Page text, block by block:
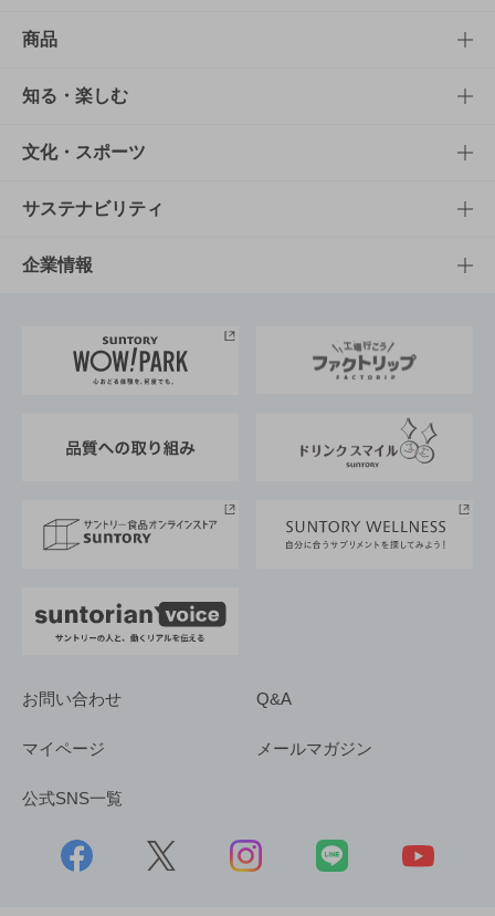
商品
商品TOP
商品一覧
商品発売情報
栄養成分一覧
知る・楽しむ
知る・楽しむTOP
キャンペーン
工場見学
地域情報
文化・スポーツ
文化・スポーツTOP
サントリーホール
サントリーサンバーズ大阪
サステナビリティ
サステナビリティTOP
サントリーが考えるサステナビリティ経営
企業情報
企業概要
採用情報
お問い合わせ Q&A
マイページ メールマガジン
公式SNS一覧